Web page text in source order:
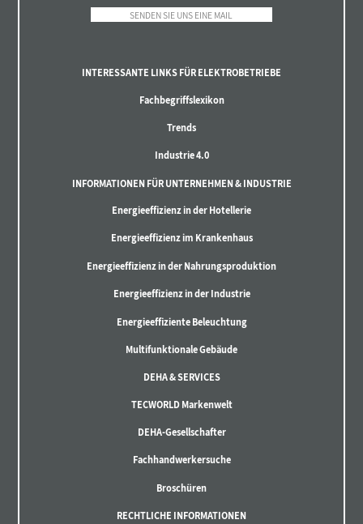
SENDEN SIE UNS EINE MAIL
INTERESSANTE LINKS FÜR ELEKTROBETRIEBE
Fachbegriffslexikon
Trends
Industrie 4.0
INFORMATIONEN FÜR UNTERNEHMEN & INDUSTRIE
Energieeffizienz in der Hotellerie
Energieeffizienz im Krankenhaus
Energieeffizienz in der Nahrungsproduktion
Energieeffizienz in der Industrie
Energieeffiziente Beleuchtung
Multifunktionale Gebäude
DEHA & SERVICES
TECWORLD Markenwelt
DEHA-Gesellschafter
Fachhandwerkersuche
Broschüren
RECHTLICHE INFORMATIONEN